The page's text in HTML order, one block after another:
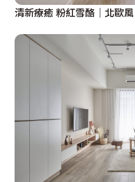
清新療癒 粉紅雪酪｜北歐